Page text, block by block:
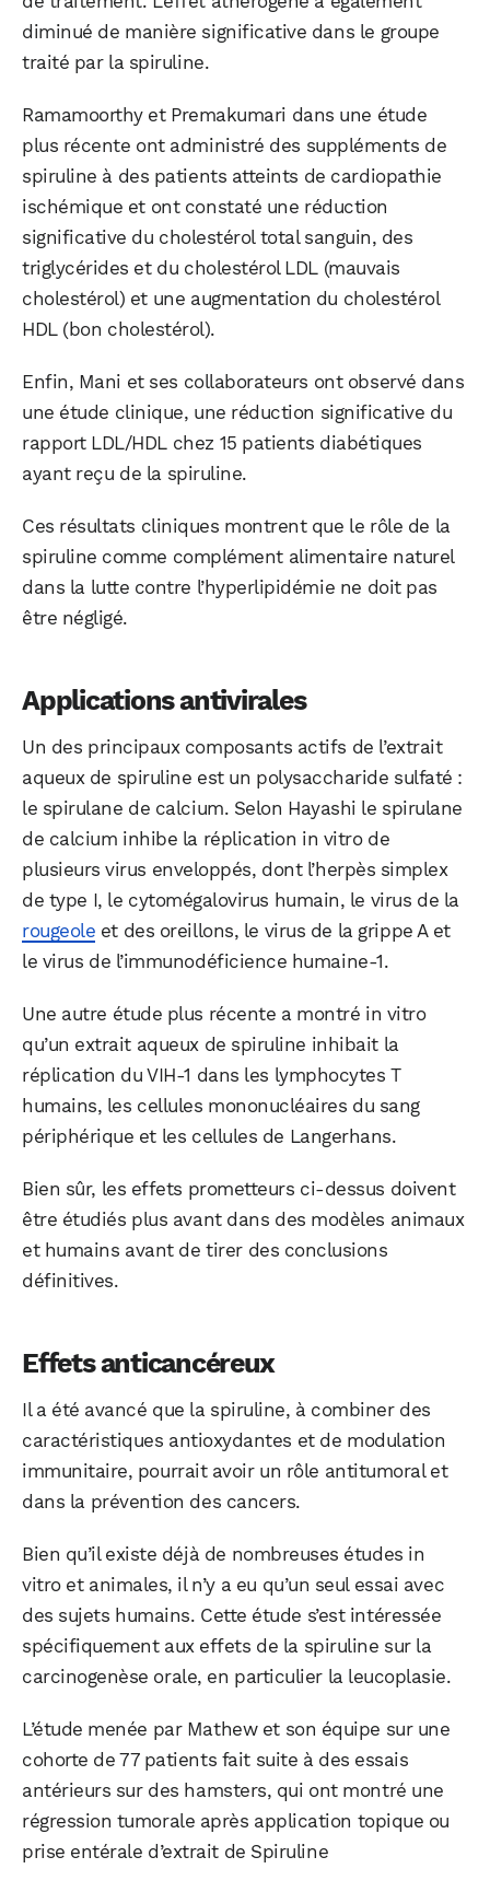
diminué de manière significative dans le groupe
traité par la spiruline.
Ramamoorthy et Premakumari dans une étude
plus récente ont administré des suppléments de
spiruline à des patients atteints de cardiopathie
ischémique et ont constaté une réduction
significative du cholestérol total sanguin, des
triglycérides et du cholestérol LDL (mauvais
cholestérol) et une augmentation du cholestérol
HDL (bon cholestérol).
Enfin, Mani et ses collaborateurs ont observé dans
une étude clinique, une réduction significative du
rapport LDL/HDL chez 15 patients diabétiques
ayant reçu de la spiruline.
Ces résultats cliniques montrent que le rôle de la
spiruline comme complément alimentaire naturel
dans la lutte contre l’hyperlipidémie ne doit pas
être négligé.
Applications antivirales
Un des principaux composants actifs de l’extrait
aqueux de spiruline est un polysaccharide sulfaté :
le spirulane de calcium. Selon Hayashi le spirulane
de calcium inhibe la réplication in vitro de
plusieurs virus enveloppés, dont l’herpès simplex
de type I, le cytomégalovirus humain, le virus de la
rougeole et des oreillons, le virus de la grippe A et
le virus de l’immunodéficience humaine-1.
Une autre étude plus récente a montré in vitro
qu’un extrait aqueux de spiruline inhibait la
réplication du VIH-1 dans les lymphocytes T
humains, les cellules mononucléaires du sang
périphérique et les cellules de Langerhans.
Bien sûr, les effets prometteurs ci-dessus doivent
être étudiés plus avant dans des modèles animaux
et humains avant de tirer des conclusions
définitives.
Effets anticancéreux
Il a été avancé que la spiruline, à combiner des
caractéristiques antioxydantes et de modulation
immunitaire, pourrait avoir un rôle antitumoral et
dans la prévention des cancers.
Bien qu’il existe déjà de nombreuses études in
vitro et animales, il n’y a eu qu’un seul essai avec
des sujets humains. Cette étude s’est intéressée
spécifiquement aux effets de la spiruline sur la
carcinogenèse orale, en particulier la leucoplasie.
L’étude menée par Mathew et son équipe sur une
cohorte de 77 patients fait suite à des essais
antérieurs sur des hamsters, qui ont montré une
régression tumorale après application topique ou
prise entérale d’extrait de Spiruline